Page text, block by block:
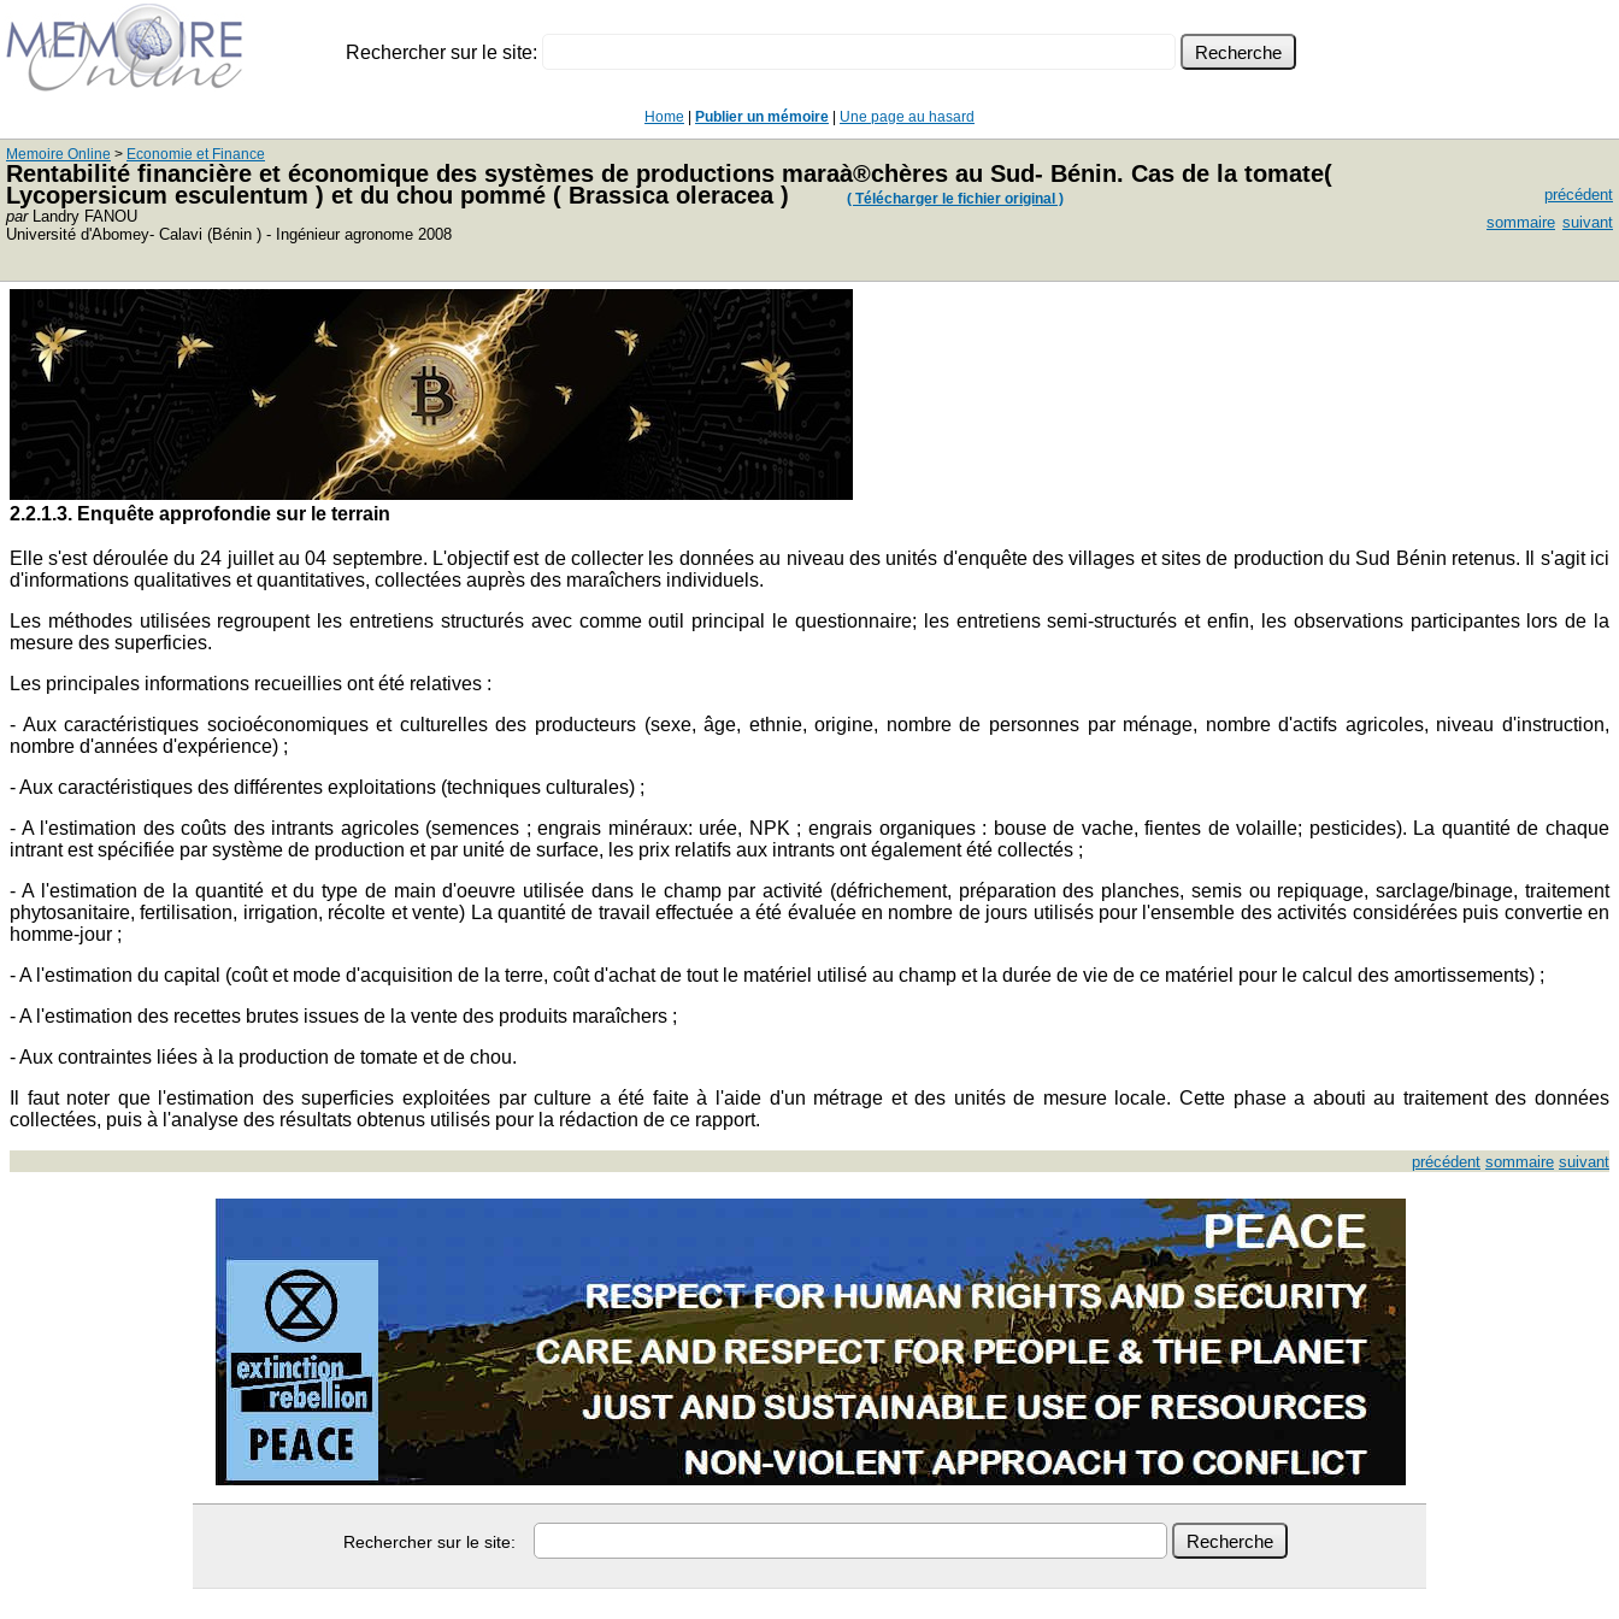
Rechercher sur le site:
Home Publier un mémoire Une page au hasard
Memoire Online > Economie et Finance
Rentabilité financière et économique des systèmes de productions maraà®chères au Sud- Bénin. Cas de la tomate(
Lycopersicum esculentum ) et du chou pommé ( Brassica oleracea )
( Télécharger le fichier original )
parLandry FANOU
Université d'Abomey- Calavi (Bénin ) - Ingénieur agronome 2008
précédent
sommaire suivant
2.2.1.3. Enquête approfondie sur le terrain
Elle s'est déroulée du 24 juillet au 04 septembre. L'objectif est de collecter les données au niveau des unités d'enquête des villages et sites de production du Sud Bénin retenus. Il s'agit ici
d'informations qualitatives et quantitatives, collectées auprès des maraîchers individuels.
Les méthodes utilisées regroupent les entretiens structurés avec comme outil principal le questionnaire; les entretiens semi-structurés et enfin, les observations participantes lors de la
mesure des superficies.
Les principales informations recueillies ont été relatives :
- Aux caractéristiques socioéconomiques et culturelles des producteurs (sexe, âge, ethnie, origine, nombre de personnes par ménage, nombre d'actifs agricoles, niveau d'instruction,
nombre d'années d'expérience) ;
- Aux caractéristiques des différentes exploitations (techniques culturales) ;
- A l'estimation des coûts des intrants agricoles (semences ; engrais minéraux: urée, NPK ; engrais organiques : bouse de vache, fientes de volaille; pesticides). La quantité de chaque
intrant est spécifiée par système de production et par unité de surface, les prix relatifs aux intrants ont également été collectés ;
- A l'estimation de la quantité et du type de main d'oeuvre utilisée dans le champ par activité (défrichement, préparation des planches, semis ou repiquage, sarclage/binage, traitement
phytosanitaire, fertilisation, irrigation, récolte et vente) La quantité de travail effectuée a été évaluée en nombre de jours utilisés pour l'ensemble des activités considérées puis convertie en
homme-jour ;
- A l'estimation du capital (coût et mode d'acquisition de la terre, coût d'achat de tout le matériel utilisé au champ et la durée de vie de ce matériel pour le calcul des amortissements) ;
- A l'estimation des recettes brutes issues de la vente des produits maraîchers ;
- Aux contraintes liées à la production de tomate et de chou.
Il faut noter que l'estimation des superficies exploitées par culture a été faite à l'aide d'un métrage et des unités de mesure locale. Cette phase a abouti au traitement des données
collectées, puis à l'analyse des résultats obtenus utilisés pour la rédaction de ce rapport.
précédent sommaire suivant
Rechercher sur le site: